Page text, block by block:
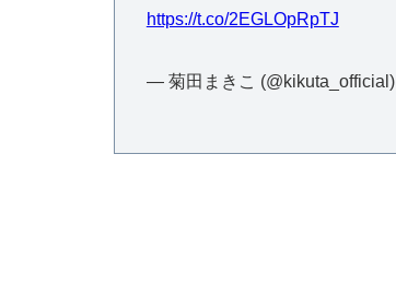
https://t.co/2EGLOpRpTJ
— 菊田まきこ (@kikuta_official)